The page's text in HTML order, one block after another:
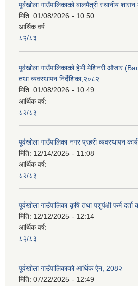
पूर्बखोला गाउँपालिकाको बालमैत्री स्थानीय शासन
मिति: 01/08/2026 - 10:50
आर्थिक वर्ष:
८२/८३
पूर्वखोला गाउँपालिकाको हेभी मेशिनरी औजार
तथा व्यवस्थापन निर्देशिका,२०८२
मिति: 01/08/2026 - 10:49
आर्थिक वर्ष:
८२/८३
पूर्वखोला गाउँपालिका नगर प्रहरी व्यवस्थापन
मिति: 12/14/2025 - 11:08
आर्थिक वर्ष:
८२/८३
पूर्वखोला गाउँपालिका कृषि तथा पशुपंक्षी फर्म दर्ता
मिति: 12/12/2025 - 12:14
आर्थिक वर्ष:
८२/८३
पूर्वखोला गाउँपालिकाको आर्थिक ऐन, 208२
मिति: 07/22/2025 - 12:49